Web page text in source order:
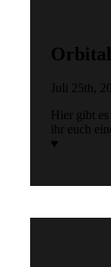
Juli 25th,
Hier gibt
ihr euch
♥